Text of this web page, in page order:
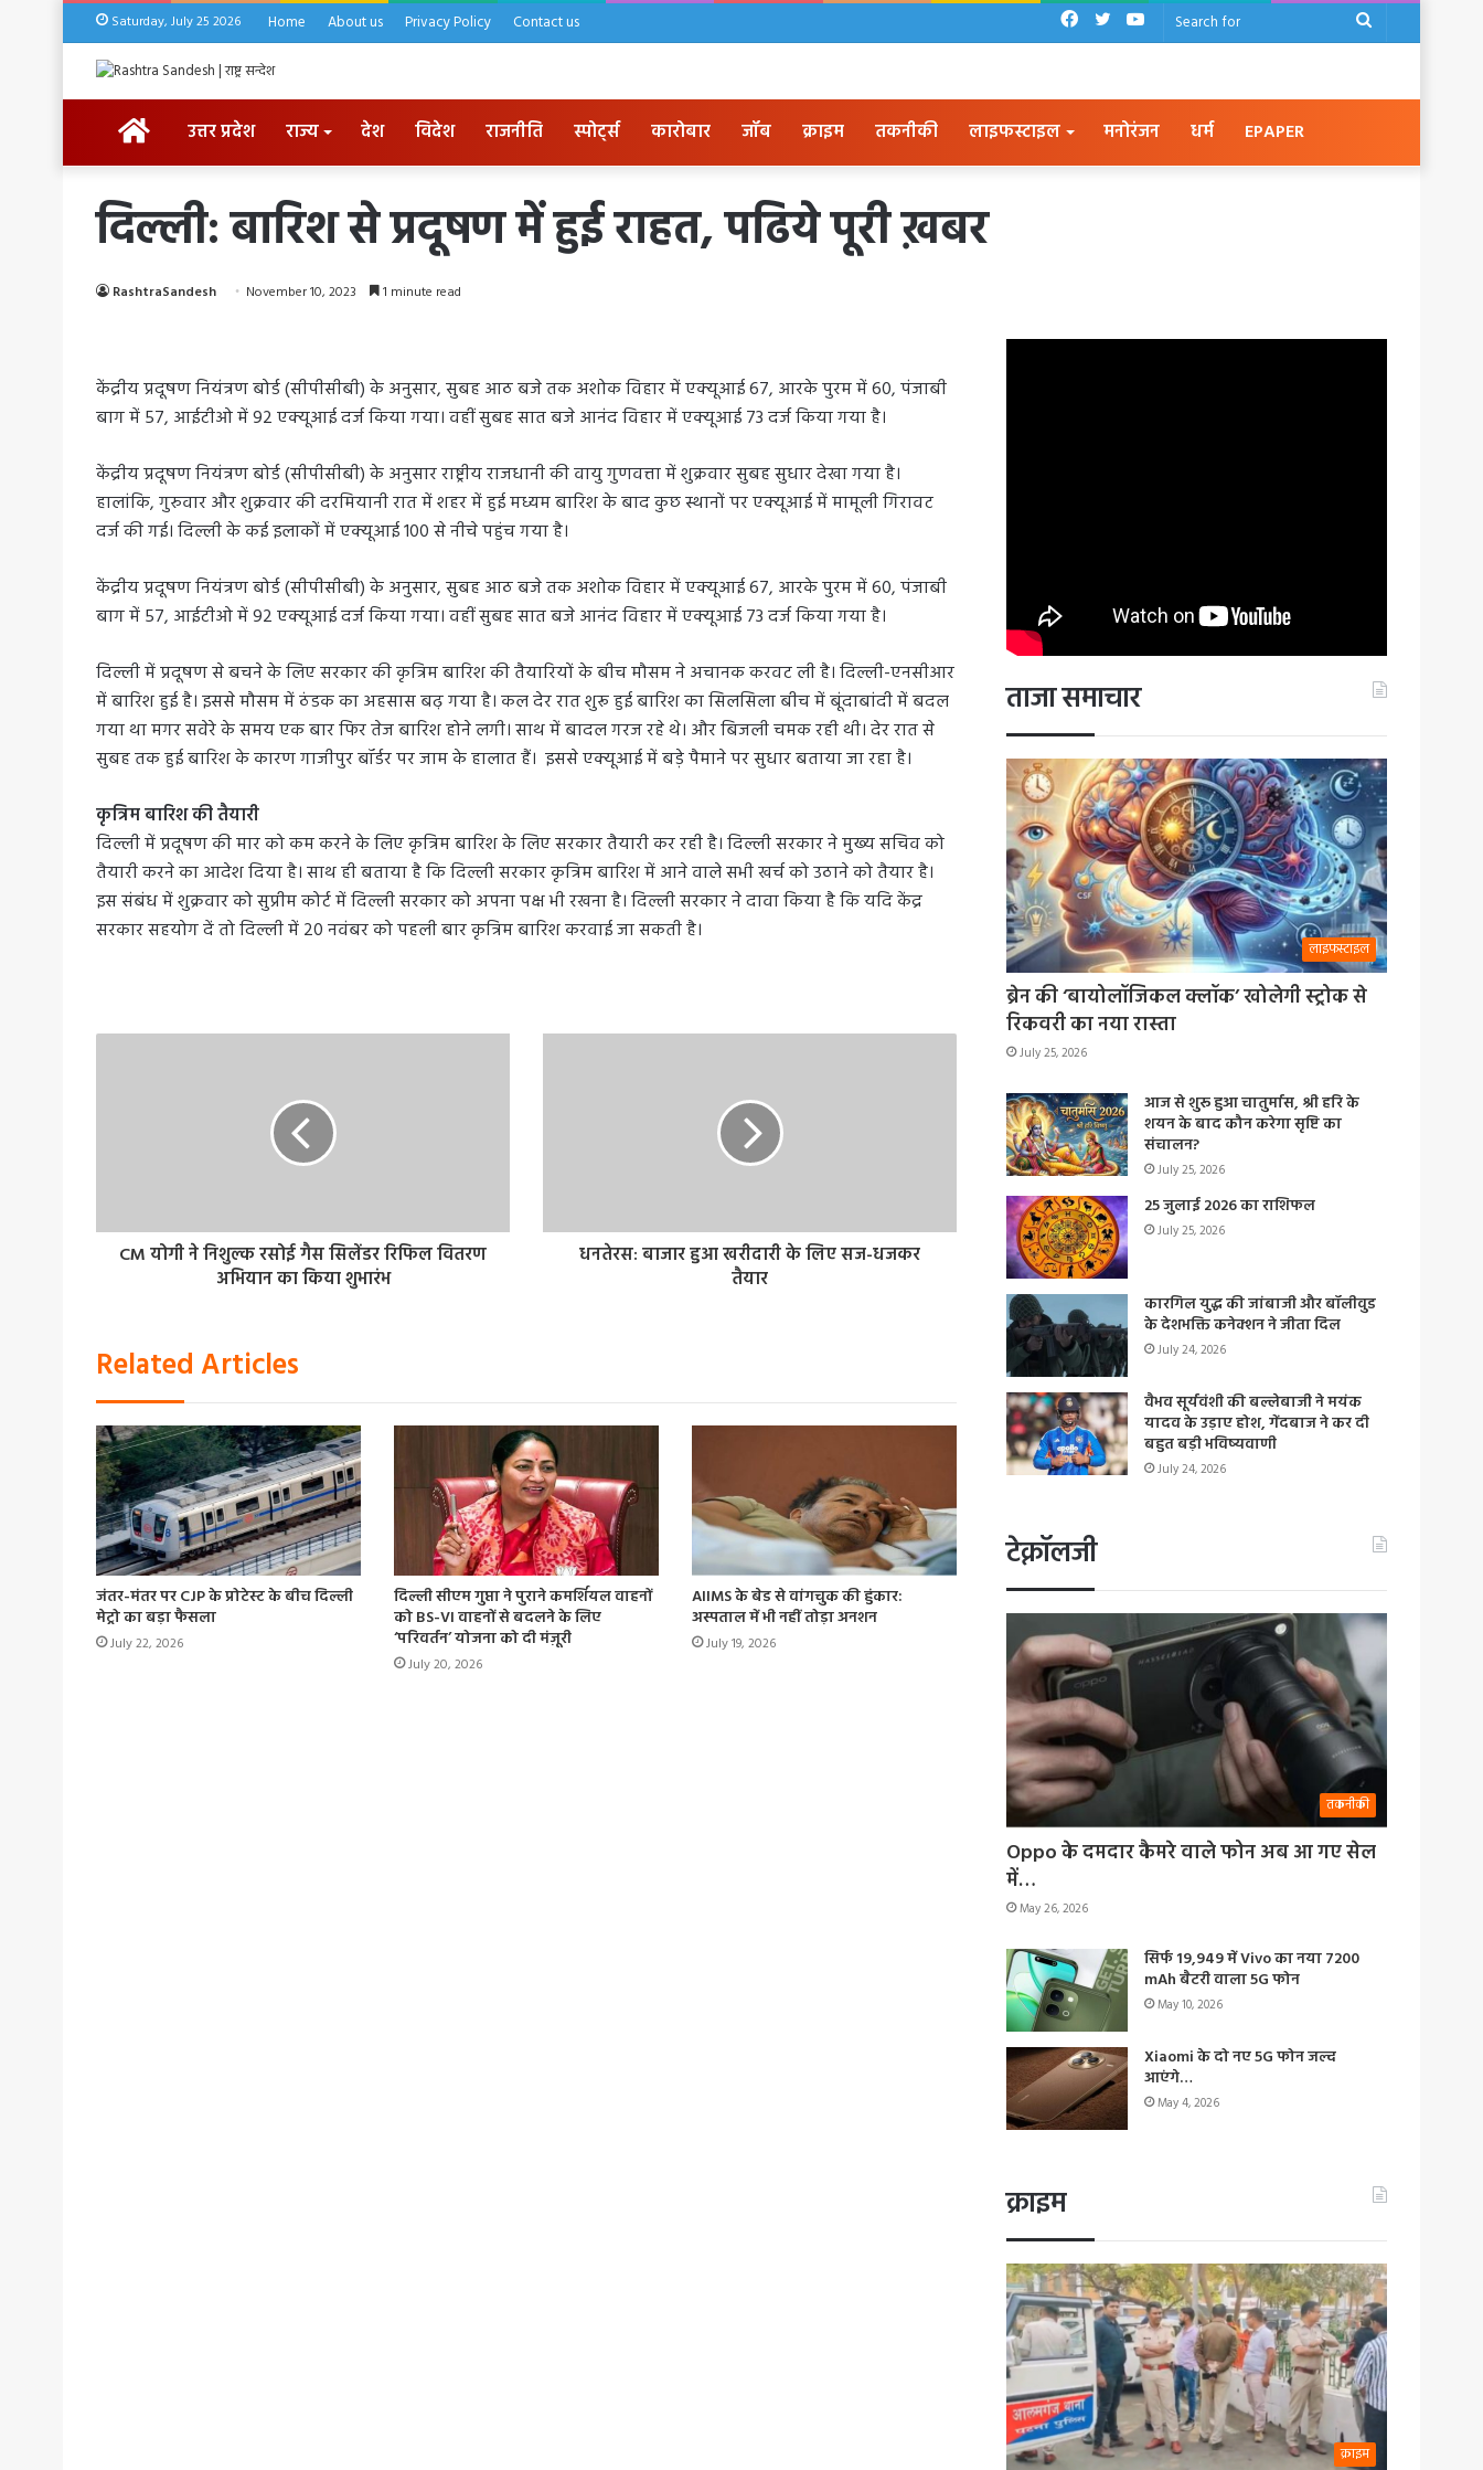
Saturday, July 25 2026 Home About us Privacy Policy Contact us
Search
YouTube
Twitter
Facebook
HOMEउत्तर प्रदेश राज्य देश विदेश राजनीति स्पोर्ट्स कारोबार जॉब क्राइम तकनीकी लाइफस्टाइल मनोरंजन धर्म EPAPER
दिल्ली: बारिश से प्रदूषण में हुई राहत, पढिये पूरी ख़बर
RashtraSandesh November 10, 2023 1 minute read
केंद्रीय प्रदूषण नियंत्रण बोर्ड (सीपीसीबी) के अनुसार, सुबह आठ बजे तक अशोक विहार में एक्यूआई 67, आरके पुरम में 60, पंजाबी
बाग में 57, आईटीओ में 92 एक्यूआई दर्ज किया गया। वहीं सुबह सात बजे आनंद विहार में एक्यूआई 73 दर्ज किया गया है।
केंद्रीय प्रदूषण नियंत्रण बोर्ड (सीपीसीबी) के अनुसार राष्ट्रीय राजधानी की वायु गुणवत्ता में शुक्रवार सुबह सुधार देखा गया है।
हालांकि, गुरुवार और शुक्रवार की दरमियानी रात में शहर में हुई मध्यम बारिश के बाद कुछ स्थानों पर एक्यूआई में मामूली गिरावट
दर्ज की गई। दिल्ली के कई इलाकों में एक्यूआई 100 से नीचे पहुंच गया है।
केंद्रीय प्रदूषण नियंत्रण बोर्ड (सीपीसीबी) के अनुसार, सुबह आठ बजे तक अशोक विहार में एक्यूआई 67, आरके पुरम में 60, पंजाबी
बाग में 57, आईटीओ में 92 एक्यूआई दर्ज किया गया। वहीं सुबह सात बजे आनंद विहार में एक्यूआई 73 दर्ज किया गया है।
दिल्ली में प्रदूषण से बचने के लिए सरकार की कृत्रिम बारिश की तैयारियों के बीच मौसम ने अचानक करवट ली है। दिल्ली-एनसीआर
में बारिश हुई है। इससे मौसम में ठंडक का अहसास बढ़ गया है। कल देर रात शुरू हुई बारिश का सिलसिला बीच में बूंदाबांदी में बदल
गया था मगर सवेरे के समय एक बार फिर तेज बारिश होने लगी। साथ में बादल गरज रहे थे। और बिजली चमक रही थी। देर रात से
सुबह तक हुई बारिश के कारण गाजीपुर बॉर्डर पर जाम के हालात हैं। इससे एक्यूआई में बड़े पैमाने पर सुधार बताया जा रहा है।
कृत्रिम बारिश की तैयारी
दिल्ली में प्रदूषण की मार को कम करने के लिए कृत्रिम बारिश के लिए सरकार तैयारी कर रही है। दिल्ली सरकार ने मुख्य सचिव को
तैयारी करने का आदेश दिया है। साथ ही बताया है कि दिल्ली सरकार कृत्रिम बारिश में आने वाले सभी खर्च को उठाने को तैयार है।
इस संबंध में शुक्रवार को सुप्रीम कोर्ट में दिल्ली सरकार को अपना पक्ष भी रखना है। दिल्ली सरकार ने दावा किया है कि यदि केंद्र
सरकार सहयोग दें तो दिल्ली में 20 नवंबर को पहली बार कृत्रिम बारिश करवाई जा सकती है।
CM योगी ने निशुल्क रसोई गैस सिलेंडर रिफिल वितरण
अभियान का किया शुभारंभ
धनतेरस: बाजार हुआ खरीदारी के लिए सज-धजकर
तैयार
Related Articles
जंतर-मंतर पर CJP के प्रोटेस्ट के बीच दिल्ली
मेट्रो का बड़ा फैसला
July 22, 2026
दिल्ली सीएम गुप्ता ने पुराने कमर्शियल वाहनों
को BS-VI वाहनों से बदलने के लिए
‘परिवर्तन’ योजना को दी मंज़ूरी
July 20, 2026
AIIMS के बेड से वांगचुक की हुंकार:
अस्पताल में भी नहीं तोड़ा अनशन
July 19, 2026
ताजा समाचार
लाइफस्टाइल
ब्रेन की ‘बायोलॉजिकल क्लॉक’ खोलेगी स्ट्रोक से
रिकवरी का नया रास्ता
July 25, 2026
आज से शुरू हुआ चातुर्मास, श्री हरि के
शयन के बाद कौन करेगा सृष्टि का
संचालन?
July 25, 2026
25 जुलाई 2026 का राशिफल
July 25, 2026
कारगिल युद्ध की जांबाजी और बॉलीवुड
के देशभक्ति कनेक्शन ने जीता दिल
July 24, 2026
वैभव सूर्यवंशी की बल्लेबाजी ने मयंक
यादव के उड़ाए होश, गेंदबाज ने कर दी
बहुत बड़ी भविष्यवाणी
July 24, 2026
टेक्नॉलजी
तकनीकी
Oppo के दमदार कैमरे वाले फोन अब आ गए सेल
में…
May 26, 2026
सिर्फ 19,949 में Vivo का नया 7200
mAh बैटरी वाला 5G फोन
May 10, 2026
Xiaomi के दो नए 5G फोन जल्द
आएंगे…
May 4, 2026
क्राइम
क्राइम